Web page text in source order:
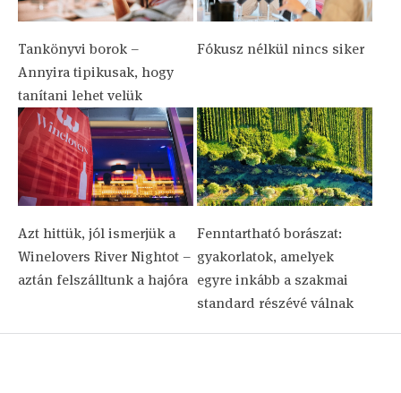
Tankönyvi borok –
Annyira tipikusak, hogy
tanítani lehet velük
Fókusz nélkül nincs siker
Azt hittük, jól ismerjük a
Winelovers River Nightot –
aztán felszálltunk a hajóra
Fenntartható borászat:
gyakorlatok, amelyek
egyre inkább a szakmai
standard részévé válnak